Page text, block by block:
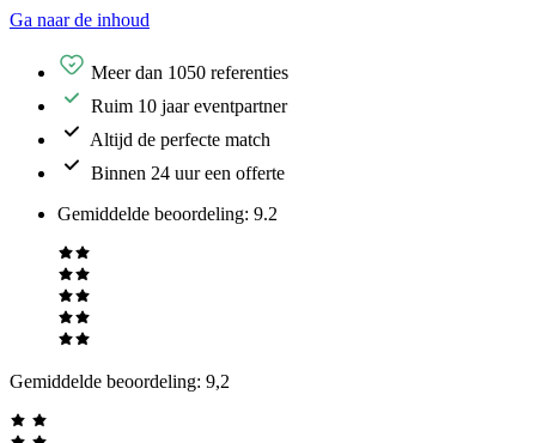
Ga naar de inhoud
Meer dan 1050 referenties
Ruim 10 jaar eventpartner
Altijd de perfecte match
Binnen 24 uur een offerte
Gemiddelde beoordeling: 9.2
Gemiddelde beoordeling: 9,2